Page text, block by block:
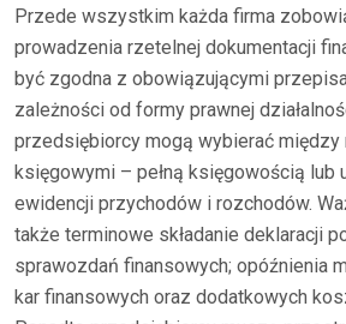
Przede wszystkim każda firma
prowadzenia rzetelnej dokumentacji
być zgodna z obowiązującymi
zależności od formy prawnej
przedsiębiorcy mogą wybierać
księgowymi – pełną księgowością lub
ewidencji przychodów i rozchodów.
także terminowe składanie deklaracji
sprawozdań finansowych; opóźnienia
kar finansowych oraz dodatkowych